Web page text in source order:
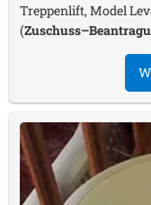
Treppenlift, Model
(